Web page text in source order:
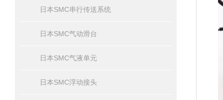
日本SMC串行传送系统
日本SMC气动滑台
日本SMC气液单元
日本SMC浮动接头